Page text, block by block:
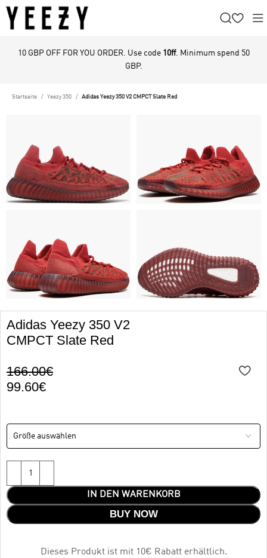
10 GBP OFF FOR YOU ORDER. Use code 10ff. Minimum spend 50
GBP.
Startseite Yeezy 350 Adidas Yeezy 350 V2 CMPCT Slate Red
Adidas Yeezy 350 V2
CMPCT Slate Red
166.00€
99.60€
IN DEN WARENKORB
BUY NOW
Dieses Produkt ist mit 10€ Rabatt erhältlich.